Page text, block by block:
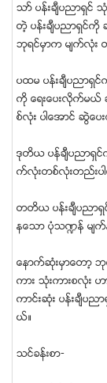
သာ္ ပန္းခ်ီပညာရွင္
တဲ့ ပန္းခ်ီပညာရွင္ကို
ဘုရင္မွာက မ်က္လံုး
ပထမ ပန္းခ်ီပညာရွ
ကို ေရးေပးလိုက္မယ္
စ္လံုး ပါေအာင္ ဆြဲ
ဒုတိယ ပန္ခ်ီပညာရွ
က္လံုးတစ္လံုးတည္းပ
တတိယ ပန္းခ်ီပညာရွ
နေသာ ပံုသ႑န္ မ်က္နွ
ေနာက္ဆံုးမွာေတာ့ ဘု
ကား သံုးကားစလံုး
ကာင္းဆံုး ပန္းခ်ီပ
ယ္။
သင္ခန္းစာ-